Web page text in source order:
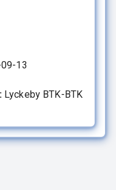
13
Lyckeby BTK-BTK